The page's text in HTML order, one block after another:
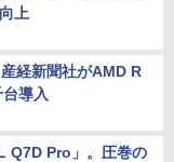
上
経新聞社がAMD R
導入
Q7D Pro」。圧巻の